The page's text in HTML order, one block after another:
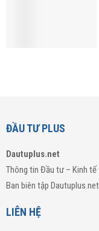
ĐẦU TƯ PLUS
Dautuplus.net
Thông tin Đầu tư – Kinh tế
Ban biên tập Dautuplus.net
LIÊN HỆ